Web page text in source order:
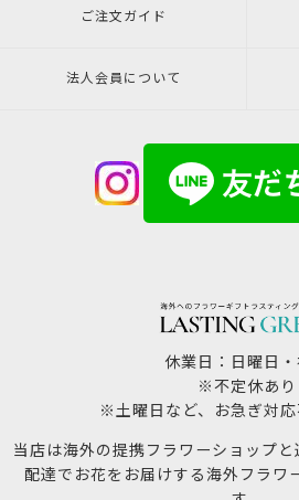
ご注文ガイド
法人会員について
休業日：日曜日・
※不定休あり
※土曜日など、お急ぎ対応
当店は海外の提携フラワーショップ
配達でお花をお届けする海外フラワ